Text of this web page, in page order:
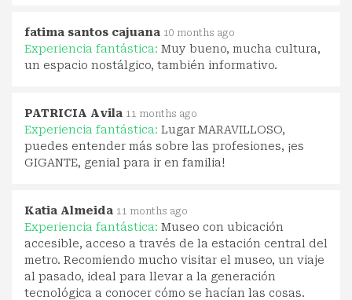
fatima santos cajuana 10 months ago
Experiencia fantástica: Muy bueno, mucha cultura,
un espacio nostálgico, también informativo.
PATRICIA Avila 11 months ago
Experiencia fantástica: Lugar MARAVILLOSO,
puedes entender más sobre las profesiones, ¡es
GIGANTE, genial para ir en familia!
Katia Almeida 11 months ago
Experiencia fantástica: Museo con ubicación
accesible, acceso a través de la estación central del
metro. Recomiendo mucho visitar el museo, un viaje
al pasado, ideal para llevar a la generación
tecnológica a conocer cómo se hacían las cosas.